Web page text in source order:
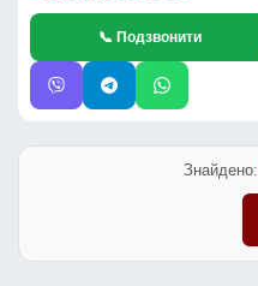
📞 Подзвонити
Знайдено: